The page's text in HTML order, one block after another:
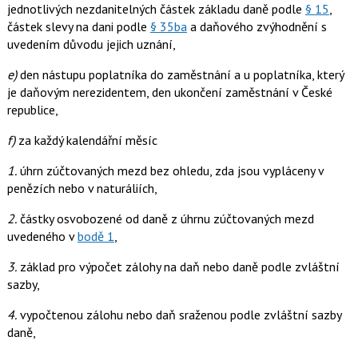
jednotlivých nezdanitelných částek základu daně podle § 15
částek slevy na dani podle § 35ba a daňového zvýhodnění s
uvedením důvodu jejich uznání,
e)den nástupu poplatníka do zaměstnání a u poplatníka, který
je daňovým nerezidentem, den ukončení zaměstnání v České
republice,
f)za každý kalendářní měsíc
1.úhrn zúčtovaných mezd bez ohledu, zda jsou vypláceny v
penězích nebo v naturáliích,
2.částky osvobozené od daně z úhrnu zúčtovaných mezd
uvedeného vbodě 1
3.základ pro výpočet zálohy na daň nebo daně podle zvláštní
sazby,
4.vypočtenou zálohu nebo daň sraženou podle zvláštní sazby
daně,